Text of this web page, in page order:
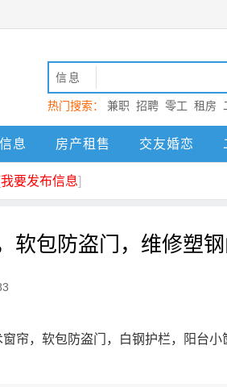
信息
热门搜索： 兼职 招聘 零工 租房
动 宝鸡
息 房产租售 交友婚恋
我要发布信息]
软包防盗门，维修塑
帘，软包防盗门，白钢护栏，阳台